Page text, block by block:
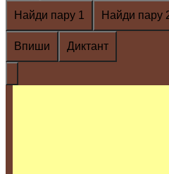
Найди пару 1
Найди пару
Впиши Диктант